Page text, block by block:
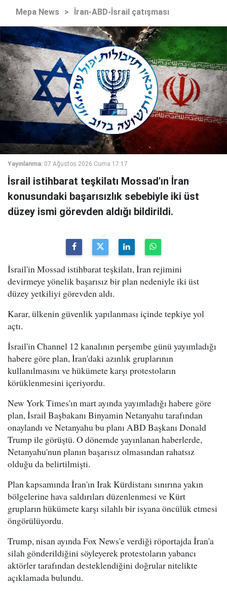
Mepa News > İran-ABD-İsrail çatışması
Yayınlanma: 07 Ağustos 2026 Cuma 17:17
İsrail istihbarat teşkilatı Mossad'ın İran
konusundaki başarısızlık sebebiyle iki üst
düzey ismi görevden aldığı bildirildi.
İsrail'in Mossad istihbarat teşkilatı, İran rejimini
devirmeye yönelik başarısız bir plan nedeniyle iki üst
düzey yetkiliyi görevden aldı.
Karar, ülkenin güvenlik yapılanması içinde tepkiye yol
açtı.
İsrail'in Channel 12 kanalının perşembe günü yayımladığı
habere göre plan, İran'daki azınlık gruplarının
kullanılmasını ve hükümete karşı protestoların
körüklenmesini içeriyordu.
New York Times'ın mart ayında yayımladığı habere göre
plan, İsrail Başbakanı Binyamin Netanyahu tarafından
onaylandı ve Netanyahu bu planı ABD Başkanı Donald
Trump ile görüştü. O dönemde yayınlanan haberlerde,
Netanyahu'nun planın başarısız olmasından rahatsız
olduğu da belirtilmişti.
Plan kapsamında İran'ın Irak Kürdistanı sınırına yakın
bölgelerine hava saldırıları düzenlenmesi ve Kürt
grupların hükümete karşı silahlı bir isyana öncülük etmesi
öngörülüyordu.
Trump, nisan ayında Fox News'e verdiği röportajda İran'a
silah gönderildiğini söyleyerek protestoların yabancı
aktörler tarafından desteklendiğini doğrular nitelikte
açıklamada bulundu.